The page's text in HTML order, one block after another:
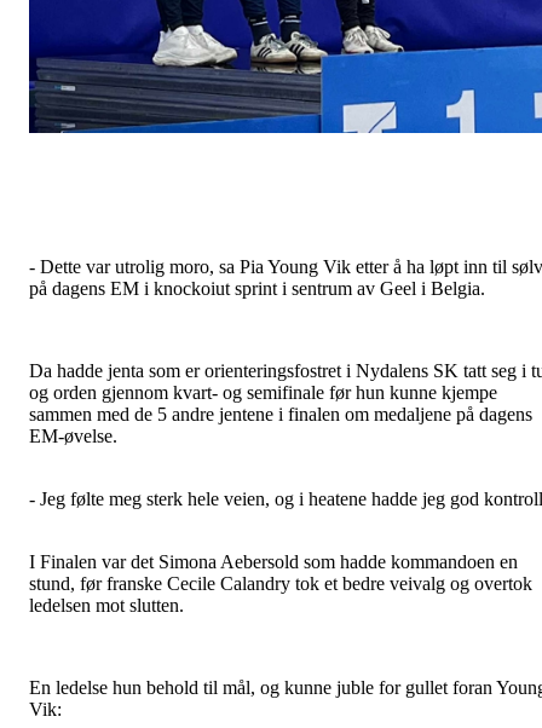
- Dette var utrolig moro, sa Pia Young Vik etter å ha løpt inn til sølv
på dagens EM i knockoiut sprint i sentrum av Geel i Belgia.
Da hadde jenta som er orienteringsfostret i Nydalens SK tatt seg i
og orden gjennom kvart- og semifinale før hun kunne kjempe
sammen med de 5 andre jentene i finalen om medaljene på dagens
EM-øvelse.
- Jeg følte meg sterk hele veien, og i heatene hadde jeg god
I Finalen var det Simona Aebersold som hadde kommandoen en
stund, før franske Cecile Calandry tok et bedre veivalg og overtok
ledelsen mot slutten.
En ledelse hun behold til mål, og kunne juble for gullet foran
Vik: